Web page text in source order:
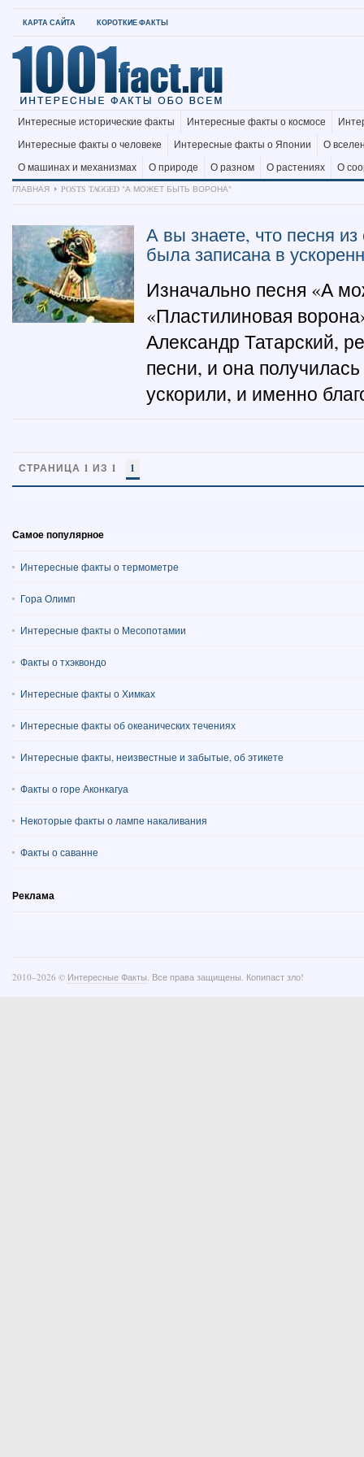
КАРТА САЙТА КОРОТКИЕ ФАКТЫ
Интересные исторические факты Интересные факты о космосе
Интересные факты о человеке
Интересные факты о Японии
О
О машинах и механизмах
О природе О разном О растениях
О
ГЛАВНАЯ
POSTS TAGGED "А МОЖЕТ БЫТЬ ВОРОНА"
А вы знаете, что песня
была записана в
Изначально песня «А
«Пластилиновая
Александр Татарский,
песни, и она
ускорили, и именно
СТРАНИЦА 1 ИЗ 1 1
Самое популярное
Интересные факты о термометре
Гора Олимп
Интересные факты о Месопотамии
Факты о тхэквондо
Интересные факты о Химках
Интересные факты об океанических течениях
Интересные факты, неизвестные и забытые, об этикете
Факты о горе Аконкагуа
Некоторые факты о лампе накаливания
Факты о саванне
Реклама
2010–2026 © Интересные Факты. Все права защищены. Копипаст зло!